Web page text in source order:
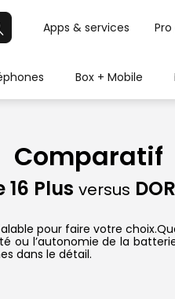
Apps & services
Box + Mobile
Comparatif
16 Plus versus
pour faire votre
ou l’autonomie de la
dans le détail.